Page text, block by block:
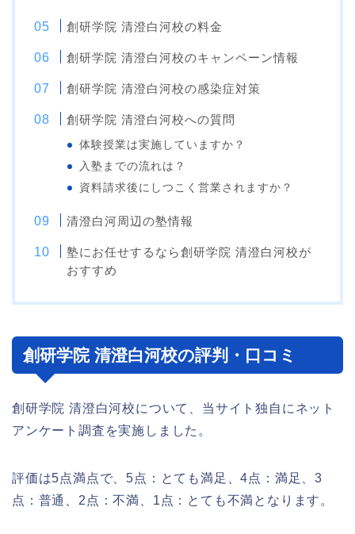
創研学院 清澄白河校の料金
創研学院 清澄白河校のキャンペーン情報
創研学院 清澄白河校の感染症対策
創研学院 清澄白河校への質問
体験授業は実施していますか？
入塾までの流れは？
資料請求後にしつこく営業されますか？
清澄白河周辺の塾情報
塾にお任せするなら創研学院 清澄白河校が
おすすめ
創研学院 清澄白河校の評判・口コミ
創研学院 清澄白河校について、当サイト独自にネット
アンケート調査を実施しました。
評価は5点満点で、5点：とても満足、4点：満足、3
点：普通、2点：不満、1点：とても不満となります。